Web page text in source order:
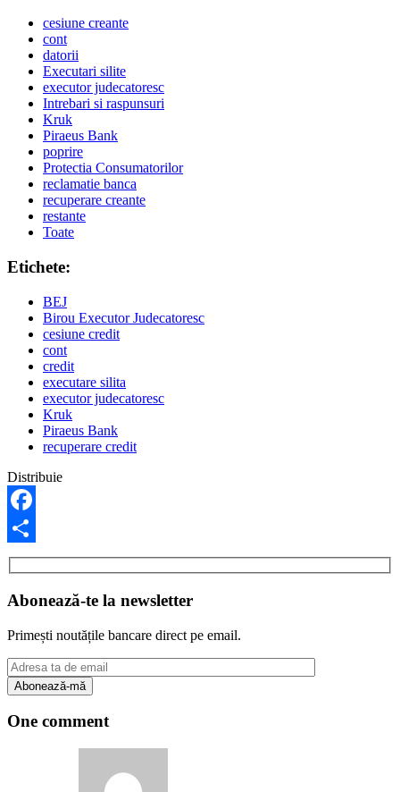
cesiune creante
cont
datorii
Executari silite
executor judecatoresc
Intrebari si raspunsuri
Kruk
Piraeus Bank
poprire
Protectia Consumatorilor
reclamatie banca
recuperare creante
restante
Toate
Etichete:
BEJ
Birou Executor Judecatoresc
cesiune credit
cont
credit
executare silita
executor judecatoresc
Kruk
Piraeus Bank
recuperare credit
Distribuie
Facebook
Share
Abonează-te la newsletter
Primești noutățile bancare direct pe email.
One comment